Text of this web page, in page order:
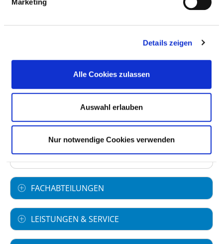
Marketing
Details zeigen
Alle Cookies zulassen
Auswahl erlauben
Nur notwendige Cookies verwenden
BASIS-INFOS
Vollstationäre Fallzahl: 14.150
Ambulante Fallzahl: 18.753
Krankenhausträger: Kliniken Miltenberg-
Art des Trägers: privat
FACHABTEILUNGEN
LEISTUNGEN & SERVICE